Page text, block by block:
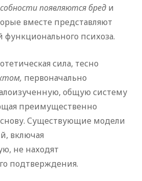
появляются бред и
вместе представляют
психоза.
сила, тесно
первоначально
общую систему
преимущественно
Существующие модели
включая
не находят
подтверждения.